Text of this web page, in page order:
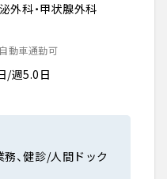
外科・甲状腺外科
動車通勤可
/週5.0日
務、健診/人間ドック